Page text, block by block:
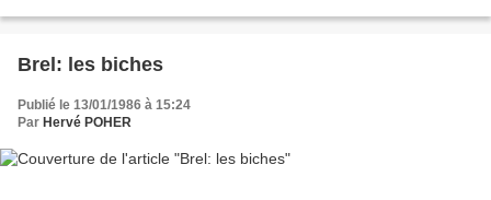
Brel: les biches
Publié le 13/01/1986 à 15:24
Par Hervé POHER